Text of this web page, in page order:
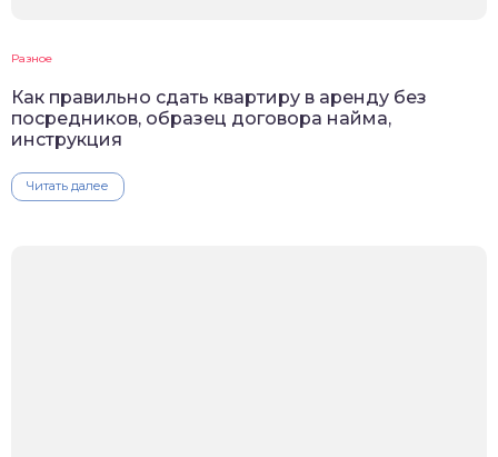
Разное
Как правильно сдать квартиру в аренду без
посредников, образец договора найма,
инструкция
Читать далее